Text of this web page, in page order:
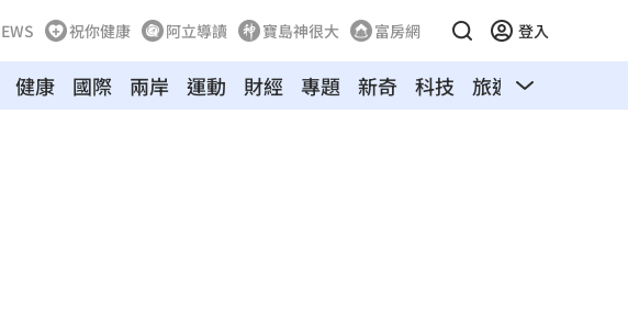
祝你健康 阿立導讀 寶島神很大 富房網 登入
健康 國際 兩岸 運動 財經 專題 新奇 科技 旅遊 汽車